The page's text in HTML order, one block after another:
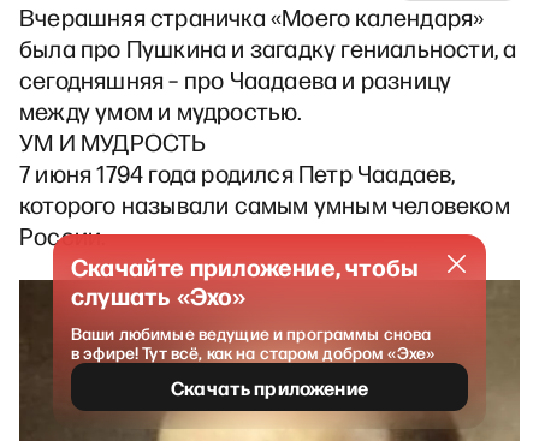
Вчерашняя страничка «Моего календаря»
была про Пушкина и загадку гениальности, а
сегодняшняя – про Чаадаева и разницу
между умом и мудростью.
УМ И МУДРОСТЬ
7 июня 1794 года родился Петр Чаадаев,
которого называли самым умным человеком
России.
Скачайте приложение, чтобы
слушать «Эхо»
Ваши любимые ведущие и программы снова
в эфире! Тут всё, как на старом добром «Эхе»
Скачать приложение